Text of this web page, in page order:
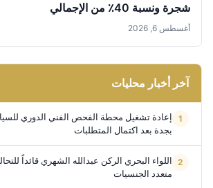
شجرة ونسبة 40٪ من الإجمالي
أغسطس 6, 2026
آخر أخبار محليات
إعادة تشغيل محطة الفحص الفني الدوري
بجدة بعد اكتمال المتطلبات
اللواء البحري الركن عبدالله الشهري قائداً
متعدد الجنسيات